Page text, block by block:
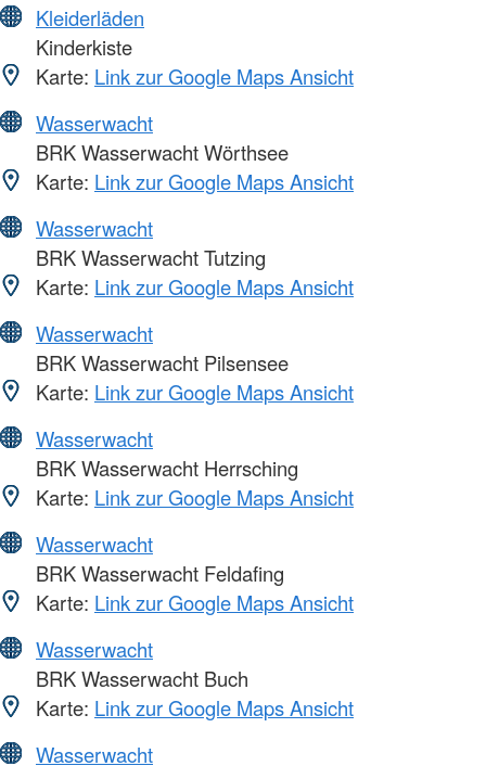
Kleiderläden
Kinderkiste
Karte: Link zur Google Maps Ansicht
Wasserwacht
BRK Wasserwacht Wörthsee
Karte: Link zur Google Maps Ansicht
Wasserwacht
BRK Wasserwacht Tutzing
Karte: Link zur Google Maps Ansicht
Wasserwacht
BRK Wasserwacht Pilsensee
Karte: Link zur Google Maps Ansicht
Wasserwacht
BRK Wasserwacht Herrsching
Karte: Link zur Google Maps Ansicht
Wasserwacht
BRK Wasserwacht Feldafing
Karte: Link zur Google Maps Ansicht
Wasserwacht
BRK Wasserwacht Buch
Karte: Link zur Google Maps Ansicht
Wasserwacht